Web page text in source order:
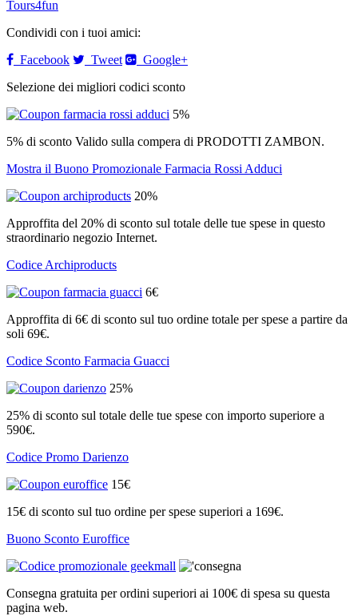
Tours4fun
Condividi con i tuoi amici:
Facebook
Tweet
Google+
Selezione dei migliori codici sconto
5%
5% di sconto Valido sulla compera di PRODOTTI ZAMBON.
Mostra il Buono Promozionale Farmacia Rossi Adduci
20%
Approffita del 20% di sconto sul totale delle tue spese in questo
straordinario negozio Internet.
Codice Archiproducts
6€
Approffita di 6€ di sconto sul tuo ordine totale per spese a partire da
soli 69€.
Codice Sconto Farmacia Guacci
25%
25% di sconto sul totale delle tue spese con importo superiore a
590€.
Codice Promo Darienzo
15€
15€ di sconto sul tuo ordine per spese superiori a 169€.
Buono Sconto Euroffice
Consegna gratuita per ordini superiori ai 100€ di spesa su questa
pagina web.